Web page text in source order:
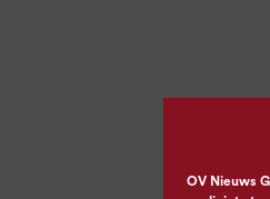
OV Nieuws